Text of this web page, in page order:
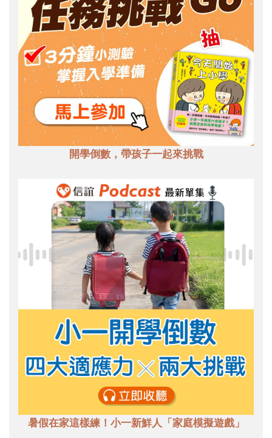
開學倒數，帶孩子一起來挑戰
暑假在家這樣練！小一新鮮人「家庭模擬遊戲」